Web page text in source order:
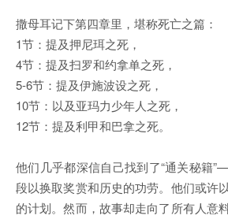
撒母耳记下第四章里，堪称死亡之篇：
1节：提及押尼珥之死，
4节：提及扫罗和约拿单之死，
5-6节：提及伊施波设之死，
10节：以及亚玛力少年人之死，
12节：提及利甲和巴拿之死。
他们几乎都深信自己找到了“通关秘籍
段以换取奖赏和历史的功劳。他们或许
的计划。然而，故事却走向了所有人意